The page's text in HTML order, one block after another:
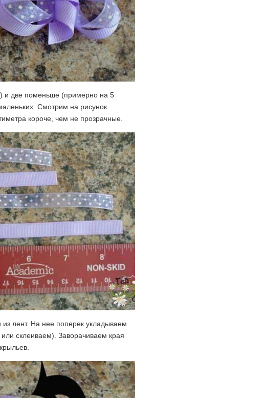
и две поменьше (примерно на 5
Смотрим на рисунок.
короче, чем не прозрачные.
лент. На нее поперек укладываем
склеиваем). Заворачиваем края